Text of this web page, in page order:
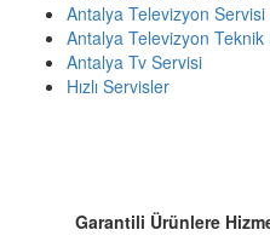
Antalya Televizyon Servisi
Antalya Televizyon Teknik
Antalya Tv Servisi
Hızlı Servisler
Garantili Ürünlere